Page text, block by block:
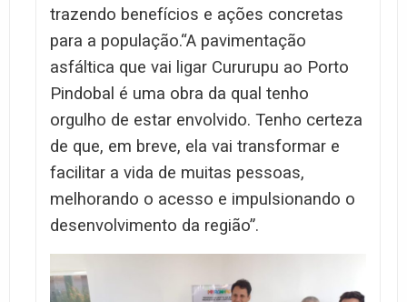
trazendo benefícios e ações concretas
para a população.“A pavimentação
asfáltica que vai ligar Cururupu ao Porto
Pindobal é uma obra da qual tenho
orgulho de estar envolvido. Tenho certeza
de que, em breve, ela vai transformar e
facilitar a vida de muitas pessoas,
melhorando o acesso e impulsionando o
desenvolvimento da região”.